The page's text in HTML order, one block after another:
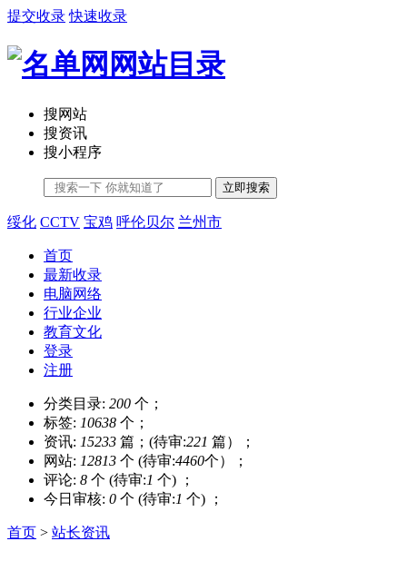
提交收录 快速收录
搜网站
搜资讯
搜小程序
立即搜索
绥化 CCTV 宝鸡 呼伦贝尔 兰州市
首页
最新收录
电脑网络
行业企业
教育文化
登录
注册
分类目录: 200 个；
标签: 10638 个；
资讯: 15233 篇；(待审:221 篇）；
网站: 12813 个 (待审:4460个）；
评论: 8 个 (待审:1 个) ；
今日审核: 0 个 (待审:1 个) ；
首页 > 站长资讯